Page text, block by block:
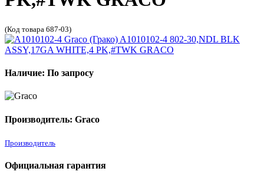
(Код товара 687-03)
Наличие: По запросу
Производитель: Graco
Производитель
Официальная гарантия